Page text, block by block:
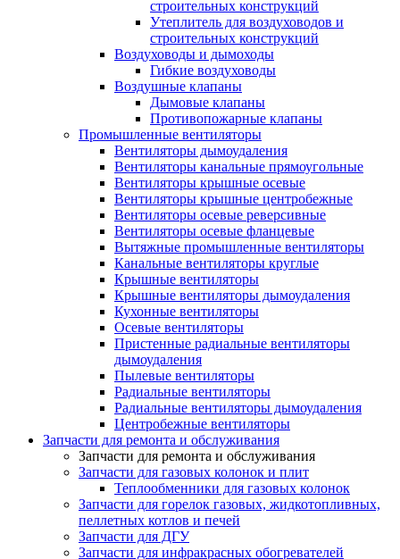
строительных конструкций
Утеплитель для воздуховодов и
строительных конструкций
Воздуховоды и дымоходы
Гибкие воздуховоды
Воздушные клапаны
Дымовые клапаны
Противопожарные клапаны
Промышленные вентиляторы
Вентиляторы дымоудаления
Вентиляторы канальные прямоугольные
Вентиляторы крышные осевые
Вентиляторы крышные центробежные
Вентиляторы осевые реверсивные
Вентиляторы осевые фланцевые
Вытяжные промышленные вентиляторы
Канальные вентиляторы круглые
Крышные вентиляторы
Крышные вентиляторы дымоудаления
Кухонные вентиляторы
Осевые вентиляторы
Пристенные радиальные вентиляторы
дымоудаления
Пылевые вентиляторы
Радиальные вентиляторы
Радиальные вентиляторы дымоудаления
Центробежные вентиляторы
Запчасти для ремонта и обслуживания
Запчасти для ремонта и обслуживания
Запчасти для газовых колонок и плит
Теплообменники для газовых колонок
Запчасти для горелок газовых, жидкотопливных,
пеллетных котлов и печей
Запчасти для ДГУ
Запчасти для инфракрасных обогревателей